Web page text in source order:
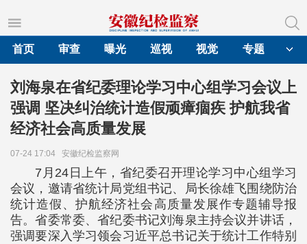
首页
审查 曝光 巡视 视觉 专题
刘海泉在省纪委理论学习中心组学习会议上
强调 坚决纠治统计造假顽瘴痼疾 护航我省
经济社会高质量发展
07-24 17:04 安徽纪检监察网
7月24日上午，省纪委召开理论学习中心组学习
会议，邀请省统计局党组书记、局长徐雄飞围绕防治
统计造假、护航经济社会高质量发展作专题辅导报
告。省委常委、省纪委书记刘海泉主持会议并讲话，
强调要深入学习领会习近平总书记关于统计工作特别